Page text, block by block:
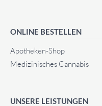
ONLINE BESTELLEN
Apotheken-Shop
Medizinisches Cannabis
UNSERE LEISTUNGEN